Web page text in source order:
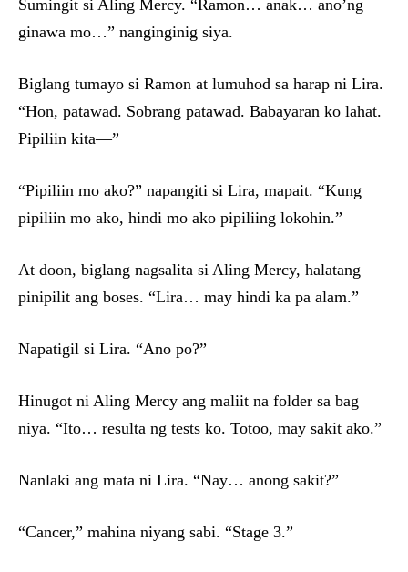
Sumingit si Aling Mercy. “Ramon… anak… ano’ng
ginawa mo…” nanginginig siya.
Biglang tumayo si Ramon at lumuhod sa harap ni Lira.
“Hon, patawad. Sobrang patawad. Babayaran ko lahat.
Pipiliin kita—”
“Pipiliin mo ako?” napangiti si Lira, mapait. “Kung
pipiliin mo ako, hindi mo ako pipiliing lokohin.”
At doon, biglang nagsalita si Aling Mercy, halatang
pinipilit ang boses. “Lira… may hindi ka pa alam.”
Napatigil si Lira. “Ano po?”
Hinugot ni Aling Mercy ang maliit na folder sa bag
niya. “Ito… resulta ng tests ko. Totoo, may sakit ako.”
Nanlaki ang mata ni Lira. “Nay… anong sakit?”
“Cancer,” mahina niyang sabi. “Stage 3.”